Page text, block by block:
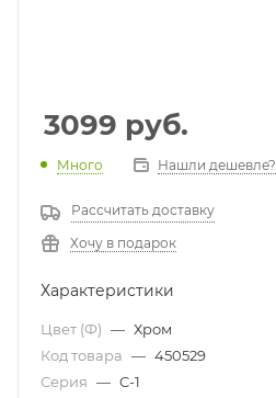
3099 руб.
Много Нашли дешевле?
Рассчитать доставку
Хочу в подарок
Характеристики
Цвет (Ф) — Хром
Код товара — 450529
Серия — C-1